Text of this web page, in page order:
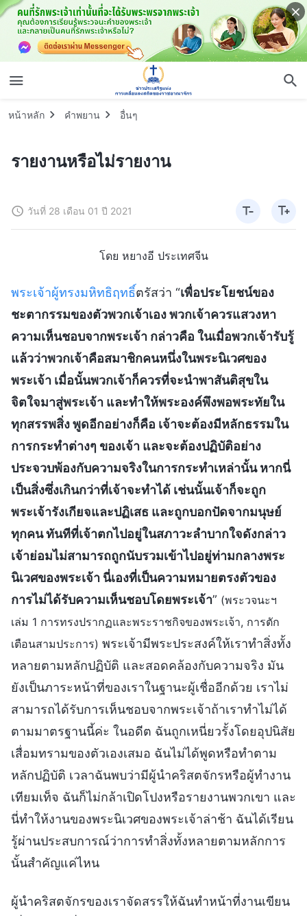
หน้าหลัก คำพยาน อื่นๆ
รายงานหรือไม่รายงาน
วันที่ 28 เดือน 01 ปี 2021
โดย หยางอี ประเทศจีน
พระเจ้าผู้ทรงมหิทธิฤทธิ์ตรัสว่า “เพื่อประโยชน์ของ
ชะตากรรมของตัวพวกเจ้าเอง พวกเจ้าควรแสวงหา
ความเห็นชอบจากพระเจ้า กล่าวคือ ในเมื่อพวกเจ้ารับรู้
แล้วว่าพวกเจ้าคือสมาชิกคนหนึ่งในพระนิเวศของ
พระเจ้า เมื่อนั้นพวกเจ้าก็ควรที่จะนำพาสันติสุขใน
จิตใจมาสู่พระเจ้า และทำให้พระองค์พึงพอพระทัยใน
ทุกสรรพสิ่ง พูดอีกอย่างก็คือ เจ้าจะต้องมีหลักธรรมใน
การกระทำต่างๆ ของเจ้า และจะต้องปฏิบัติอย่าง
ประจวบพ้องกับความจริงในการกระทำเหล่านั้น หากนี่
เป็นสิ่งซึ่งเกินกว่าที่เจ้าจะทำได้ เช่นนั้นเจ้าก็จะถูก
พระเจ้ารังเกียจและปฏิเสธ และถูกบอกปัดจากมนุษย์
ทุกคน ทันทีที่เจ้าตกไปอยู่ในสภาวะลำบากใจดังกล่าว
เจ้าย่อมไม่สามารถถูกนับรวมเข้าไปอยู่ท่ามกลางพระ
นิเวศของพระเจ้า นี่เองที่เป็นความหมายตรงตัวของ
การไม่ได้รับความเห็นชอบโดยพระเจ้า” (พระวจนะฯ
เล่ม 1 การทรงปรากฏและพระราชกิจของพระเจ้า, การตัก
เตือนสามประการ) พระเจ้ามีพระประสงค์ให้เราทำสิ่งทั้ง
หลายตามหลักปฏิบัติ และสอดคล้องกับความจริง มัน
ยังเป็นภาระหน้าที่ของเราในฐานะผู้เชื่ออีกด้วย เราไม่
สามารถได้รับการเห็นชอบจากพระเจ้าถ้าเราทำไม่ได้
ตามมาตรฐานนี้ค่ะ ในอดีต ฉันถูกเหนี่ยวรั้งโดยอุปนิสัย
เสื่อมทรามของตัวเองเสมอ ฉันไม่ได้พูดหรือทำตาม
หลักปฏิบัติ เวลาฉันพบว่ามีผู้นำคริสตจักรหรือผู้ทำงาน
เทียมเท็จ ฉันก็ไม่กล้าเปิดโปงหรือรายงานพวกเขา และ
นี่ทำให้งานของพระนิเวศของพระเจ้าล่าช้า ฉันได้เรียน
รู้ผ่านประสบการณ์ว่าการทำสิ่งทั้งหลายตามหลักการ
นั้นสำคัญแค่ไหน
ผู้นำคริสตจักรของเราจัดสรรให้ฉันทำหน้าที่งานเขียน